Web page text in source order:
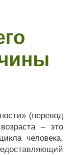
(перевод
– это
человека,